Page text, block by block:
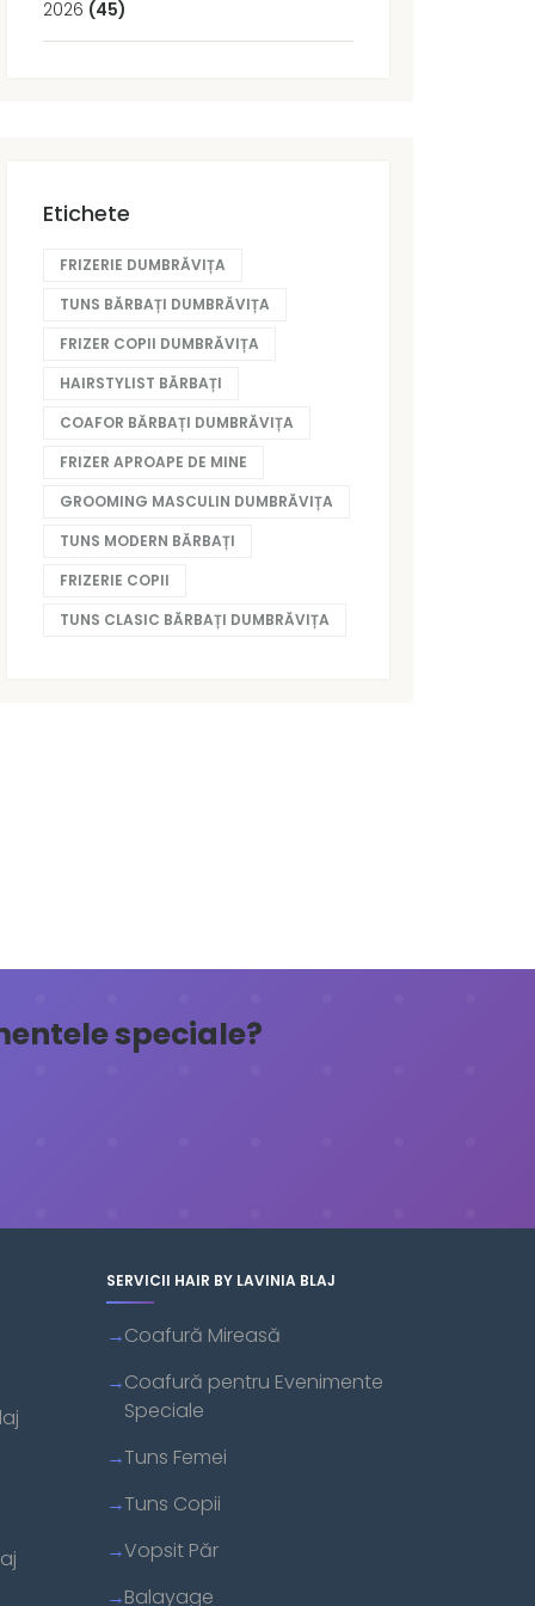
2026 (45)
Etichete
FRIZERIE DUMBRĂVIȚA
TUNS BĂRBAȚI DUMBRĂVIȚA
FRIZER COPII DUMBRĂVIȚA
HAIRSTYLIST BĂRBAȚI
COAFOR BĂRBAȚI DUMBRĂVIȚA
FRIZER APROAPE DE MINE
GROOMING MASCULIN DUMBRĂVIȚA
TUNS MODERN BĂRBAȚI
FRIZERIE COPII
TUNS CLASIC BĂRBAȚI DUMBRĂVIȚA
speciale?
SERVICII HAIR BY LAVINIA BLAJ
Coafură Mireasă
Coafură pentru Evenimente
Speciale
Tuns Femei
Tuns Copii
Vopsit Păr
Balayage